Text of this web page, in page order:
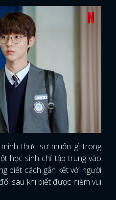
thực sự muốn gì trong
học sinh chỉ tập trung vào
biết cách gắn kết với người
sau khi biết được niềm vui